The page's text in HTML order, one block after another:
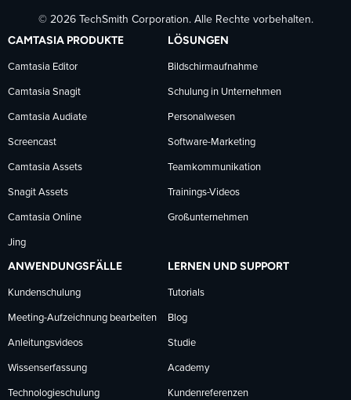
auf
Facebook
folgen
auf
LinkedIn
folgen
auf
YouTube
folgen
© 2026 TechSmith Corporation. Alle Rechte vorbehalten.
CAMTASIA PRODUKTE
Camtasia Editor
Camtasia Snagit
Camtasia Audiate
Screencast
Camtasia Assets
Snagit Assets
Camtasia Online
Jing
LÖSUNGEN
Bildschirmaufnahme
Schulung in Unternehmen
Personalwesen
Software-Marketing
Teamkommunikation
Trainings-Videos
Großunternehmen
ANWENDUNGSFÄLLE
Kundenschulung
Meeting-Aufzeichnung bearbeiten
Anleitungsvideos
Wissenserfassung
Technologieschulung
LERNEN UND SUPPORT
Tutorials
Blog
Studie
Academy
Kundenreferenzen